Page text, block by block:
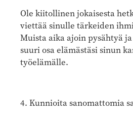
Ole kiitollinen jokaisesta
viettää sinulle tärkeiden
Muista aika ajoin pysähtyä
suuri osa elämästäsi sinun
työelämälle.
4. Kunnioita sanomattomia